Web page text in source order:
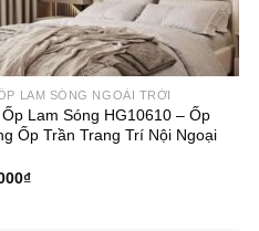
LAM SÓNG NGOÀI TRỜI
Lam Sóng HG10610 – Ốp
Ốp Trần Trang Trí Nội Ngoại
₫